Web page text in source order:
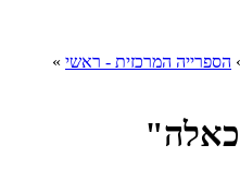
הספרייה המרכזית - ראשי »